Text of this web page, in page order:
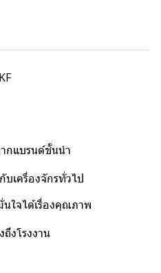
กแบรนด์ชั้นนำ
เครื่องจักรทั่วไป
นใจได้เรื่องคุณภาพ
งโรงงาน